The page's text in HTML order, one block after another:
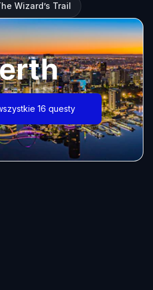
Wizard’s Trail
16 questy